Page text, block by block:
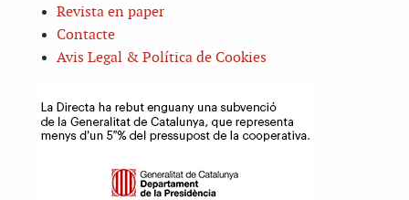
Revista en paper
Contacte
Avis Legal & Política de Cookies